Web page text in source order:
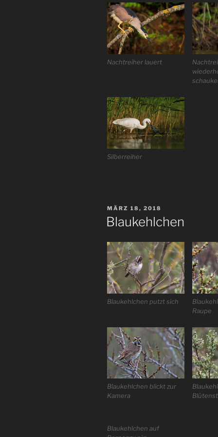
Nachtreiher lauert
Silberreiher
VERÖFFENTLICHT
AM
MÄRZ 18, 2018
Blaukehlchen
Blaukehlchen putzt sich
Raupe
Blaukehlchen blickt zur
Kamera
Blaukehlchen auf